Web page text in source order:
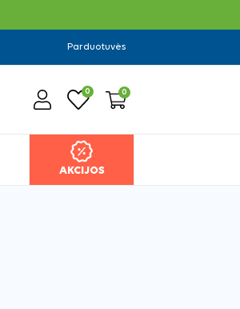
Parduotuvės
0 0
AKCIJOS